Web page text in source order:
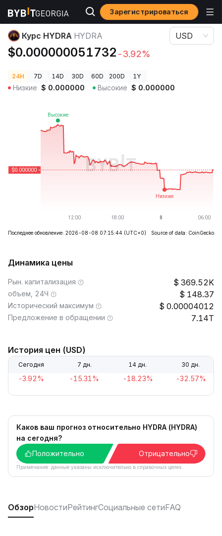
Зарегистрироваться
Цены криптовалют Курс HYDRA HYDRA
Курс HYDRA HYDRA
$0.000000051732 -3.92%
USD
24H 7D 14D 30D 60D 200D 1Y
Низкие $ 0.000000 Высокие $ 0.000000
Последнее обновление: 2026-08-08 07:15:44 (UTC+0) Source of data: CoinGecko
Динамика цены
Рын. капитализация 369.52K
объем, 24Ч 148.37
Исторический максимум 0.00004012
Предложение в обращении 7.14T
История цен (USD)
Сегодня 7 дн. 14 дн. 30 дн.
-3.92% -15.31% -18.23% -32.57%
Каков ваш прогноз относительно HYDRA (HYDRA)
на сегодня?
Положительно
Отрицательно
Примечание: данные указаны исключительно в справочных целях.
ОбзорНовостиРейтингСоциальные сетиFAQ